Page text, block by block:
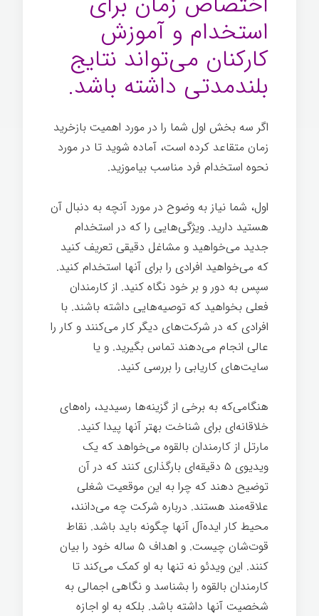
استخدام و آموزش
کارکنان می‌تواند نتایج
بلندمدتی داشته باشد.
اگر سه بخش اول شما را در مورد اهمیت بازخرید
زمان متقاعد کرده است، آماده شوید تا در مورد
نحوه استخدام فرد مناسب بیاموزید.
اول، شما نیاز به وضوح در مورد آنچه به دنبال آن
هستید دارید. ویژگی‌هایی را که در استخدام
جدید می‌خواهید و مشاغل دقیقی تعریف کنید
که می‌خواهید افرادی را برای آنها استخدام کنید.
سپس به دور و بر خود نگاه کنید. از کارمندان
فعلی بخواهید که توصیه‌هایی داشته باشند. با
افرادی که در شرکت‌های دیگر کار می‌کنند و کار را
عالی انجام می‌دهند تماس بگیرید. و یا
سایت‌های کاریابی را بررسی کنید.
هنگامی‌که به برخی از گزینه‌ها رسیدید، راه‌های
خلاقانه‌ای برای شناخت بهتر آنها پیدا کنید.
مارتل از کارمندان بالقوه می‌خواهد که یک
ویدیوی ۵ دقیقه‌ای بارگذاری کنند که در آن
توضیح دهند که چرا به این موقعیت شغلی
علاقه‌مند هستند. درباره شرکت چه می‌دانند،
محیط کار ایده‌آل آنها چگونه باید باشد. نقاط
قوت‌شان چیست. و اهداف ۵ ساله خود را بیان
کنند. این ویدئو نه تنها به او کمک می‌کند تا
کارمندان بالقوه را بشناسد و نگاهی اجمالی به
شخصیت آنها داشته باشد. بلکه به او اجازه